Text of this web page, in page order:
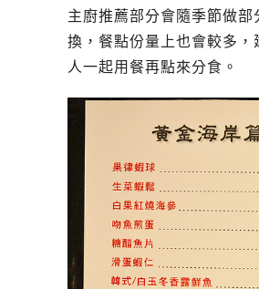
主廚推薦部分會隨季節做部
換，餐點份量上也會較多，
人一起用餐再點來分食。